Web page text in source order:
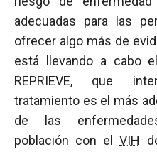
adecuadas para las
ofrecer algo más de
está llevando a cabo
REPRIEVE, que
tratamiento es el más
de las
población con elVIH